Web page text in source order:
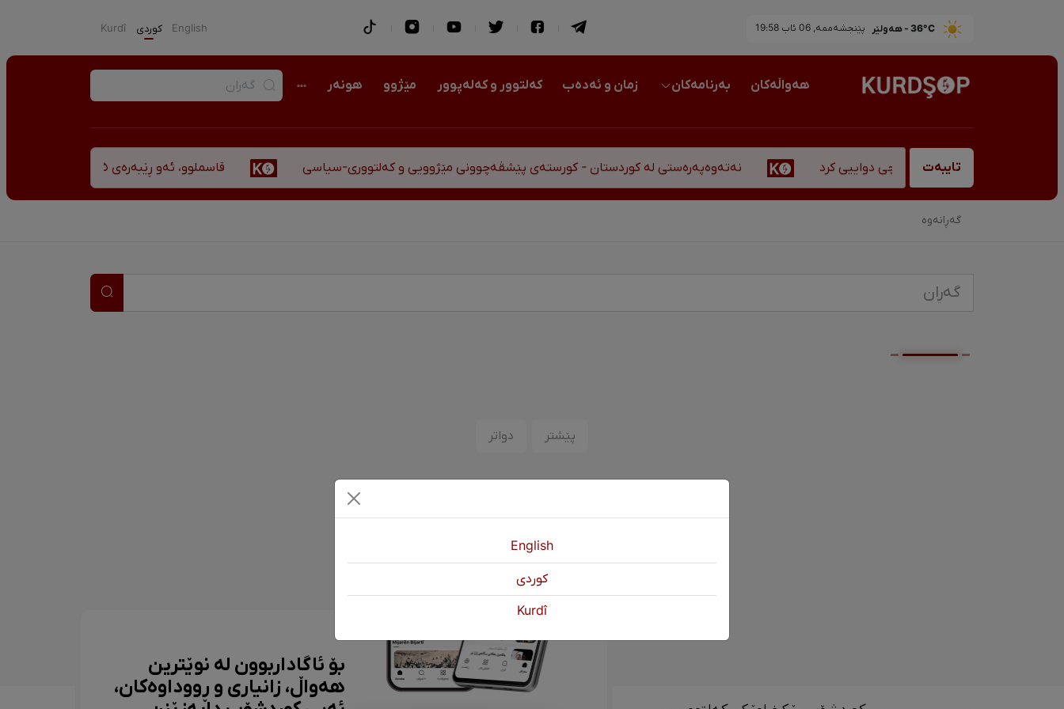
36°C - هەولێر پێنجشەممە, 06 ئاب 19:58 English كوردی Kurdî
هەواڵەکان بەرنامەکان زمان و ئەدەب کەلتوور و کەلەپوور مێژوو هونەر
تایبەت
بەناوبانگ، "قادر سۆفیانی" کۆچی دواییی کرد نەتەوەپەرەستی لە کوردستان - کورستەی پێشڤەچوونی مێژوویی و کەلتووری-سیاسی قاسملوو، ئەو ڕێبەرەی ٣٥ ساڵ پاش شەهید بوونیشی ڕێبازەکەی هەر زیندووە
گەڕانەوە
پێشتر دواتر
بۆ ئاگاداربوون لە نوێترین
هەواڵ، زانیاری و ڕووداوەکان،
English
كوردی
Kurdî